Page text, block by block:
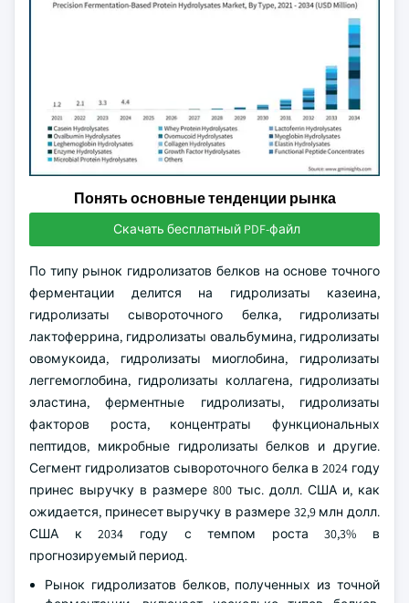
Понять основные тенденции рынка
Скачать бесплатный PDF-файл
По типу рынок гидролизатов белков на основе точного
ферментации делится на гидролизаты казеина,
гидролизаты сывороточного белка, гидролизаты
лактоферрина, гидролизаты овальбумина, гидролизаты
овомукоида, гидролизаты миоглобина, гидролизаты
леггемоглобина, гидролизаты коллагена, гидролизаты
эластина, ферментные гидролизаты, гидролизаты
факторов роста, концентраты функциональных
пептидов, микробные гидролизаты белков и другие.
Сегмент гидролизатов сывороточного белка в 2024 году
принес выручку в размере 800 тыс. долл. США и, как
ожидается, принесет выручку в размере 32,9 млн долл.
США к 2034 году с темпом роста 30,3% в
прогнозируемый период.
Рынок гидролизатов белков, полученных из точной